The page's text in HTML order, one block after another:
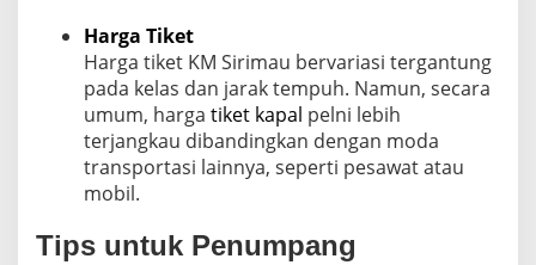
Harga Tiket
Harga tiket KM Sirimau bervariasi tergantung
pada kelas dan jarak tempuh. Namun, secara
umum, harga tiket kapal pelni lebih
terjangkau dibandingkan dengan moda
transportasi lainnya, seperti pesawat atau
mobil.
Tips untuk Penumpang